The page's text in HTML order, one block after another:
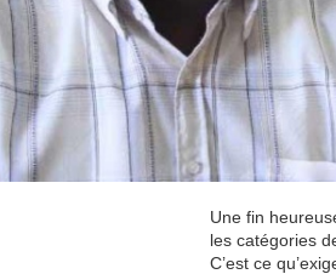
Une fin
les catégories
C’est ce